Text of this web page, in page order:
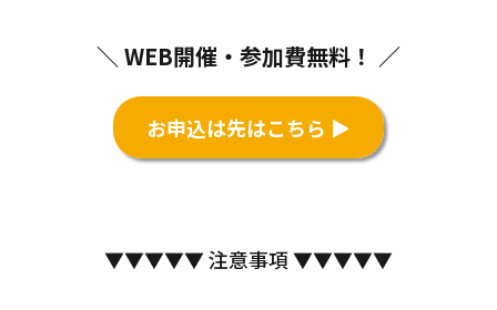
＼ WEB開催・参加費無料！ ／
お申込は先はこちら ▶
▼▼▼▼▼ 注意事項 ▼▼▼▼▼